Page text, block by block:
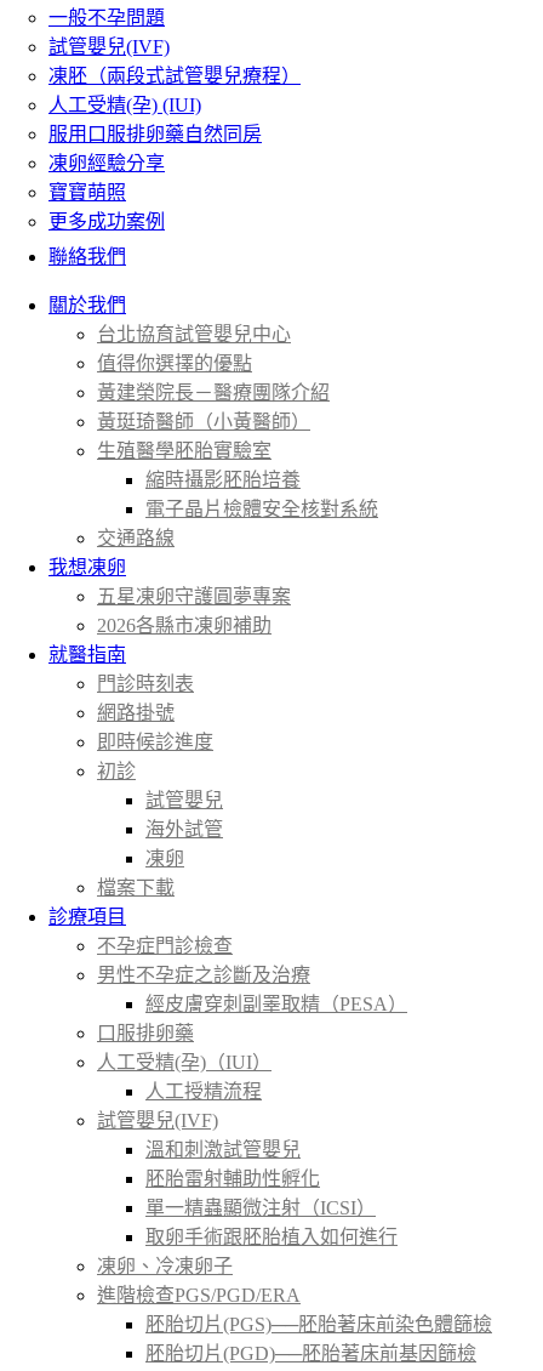
一般不孕問題
試管嬰兒(IVF)
凍胚（兩段式試管嬰兒療程）
人工受精(孕) (IUI)
服用口服排卵藥自然同房
凍卵經驗分享
寶寶萌照
更多成功案例
聯絡我們
關於我們
台北協育試管嬰兒中心
值得你選擇的優點
黃建榮院長－醫療團隊介紹
黃珽琦醫師（小黃醫師）
生殖醫學胚胎實驗室
縮時攝影胚胎培養
電子晶片檢體安全核對系統
交通路線
我想凍卵
五星凍卵守護圓夢專案
2026各縣市凍卵補助
就醫指南
門診時刻表
網路掛號
即時候診進度
初診
試管嬰兒
海外試管
凍卵
檔案下載
診療項目
不孕症門診檢查
男性不孕症之診斷及治療
經皮膚穿刺副睪取精（PESA）
口服排卵藥
人工受精(孕)（IUI）
人工授精流程
試管嬰兒(IVF)
溫和刺激試管嬰兒
胚胎雷射輔助性孵化
單一精蟲顯微注射（ICSI）
取卵手術跟胚胎植入如何進行
凍卵、冷凍卵子
進階檢查PGS/PGD/ERA
胚胎切片(PGS)──胚胎著床前染色體篩檢
胚胎切片(PGD)──胚胎著床前基因篩檢